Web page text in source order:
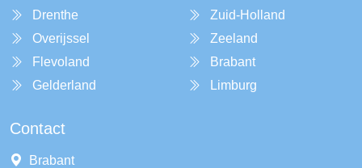
Drenthe
Overijssel
Flevoland
Gelderland
Zuid-Holland
Zeeland
Brabant
Limburg
Contact
Brabant